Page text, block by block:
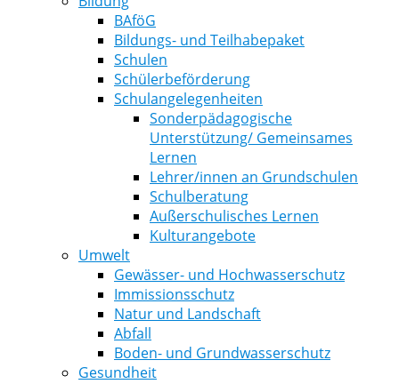
BAföG
Bildungs- und Teilhabepaket
Schulen
Schülerbeförderung
Schulangelegenheiten
Sonderpädagogische
Unterstützung/ Gemeinsames
Lernen
Lehrer/innen an Grundschulen
Schulberatung
Außerschulisches Lernen
Kulturangebote
Umwelt
Gewässer- und Hochwasserschutz
Immissionsschutz
Natur und Landschaft
Abfall
Boden- und Grundwasserschutz
Gesundheit